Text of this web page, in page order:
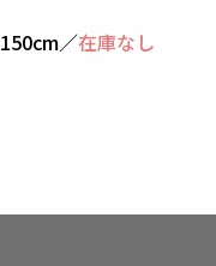
150cm／在庫なし